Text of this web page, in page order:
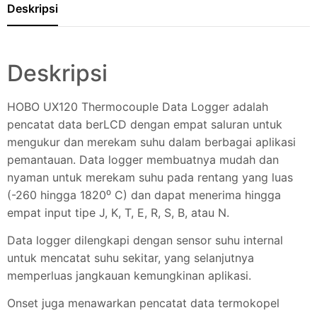
Deskripsi
Deskripsi
HOBO UX120 Thermocouple Data Logger adalah
pencatat data berLCD dengan empat saluran untuk
mengukur dan merekam suhu dalam berbagai aplikasi
pemantauan. Data logger membuatnya mudah dan
nyaman untuk merekam suhu pada rentang yang luas
(-260 hingga 1820⁰ C) dan dapat menerima hingga
empat input tipe J, K, T, E, R, S, B, atau N.
Data logger dilengkapi dengan sensor suhu internal
untuk mencatat suhu sekitar, yang selanjutnya
memperluas jangkauan kemungkinan aplikasi.
Onset juga menawarkan pencatat data termokopel